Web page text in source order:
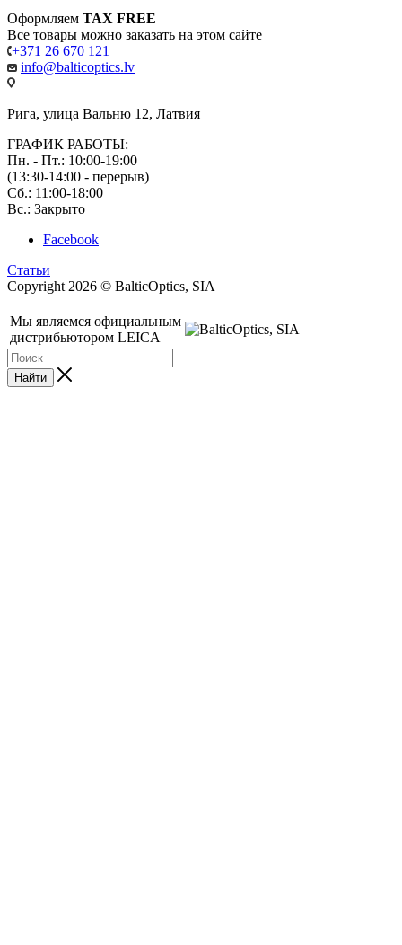
Оформляем TAX FREE
Все товары можно заказать на этом сайте
+371 26 670 121
info@balticoptics.lv
Рига, улица Вальню 12, Латвия
ГРАФИК РАБОТЫ:
Пн. - Пт.: 10:00-19:00
(13:30-14:00 - перерыв)
Сб.: 11:00-18:00
Вс.: Закрыто
Facebook
Статьи
Copyright 2026 © BalticOptics, SIA
Мы являемся официальным
дистрибьютором LEICA
Найти